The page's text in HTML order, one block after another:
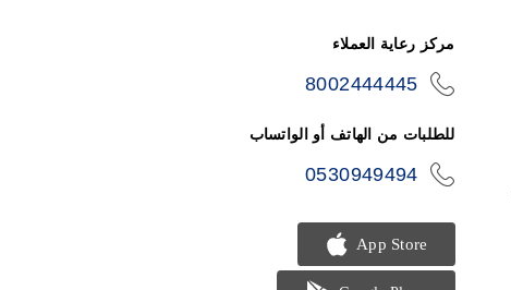
مركز رعاية العملاء
8002444445
للطلبات من الهاتف أو الواتساب
0530949494